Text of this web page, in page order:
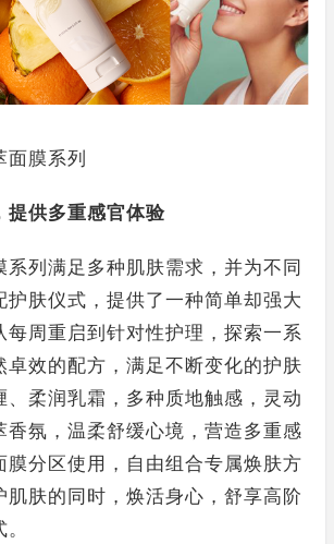
面膜系列
提供多重感官体验
系列满足多种肌肤需求，并为不同
护肤仪式，提供了一种简单却强大
每周重启到针对性护理，探索一系
卓效的配方，满足不断变化的护肤
、柔润乳霜，多种质地触感，灵动
香氛，温柔舒缓心境，营造多重感
膜分区使用，自由组合专属焕肤方
肌肤的同时，焕活身心，舒享高阶